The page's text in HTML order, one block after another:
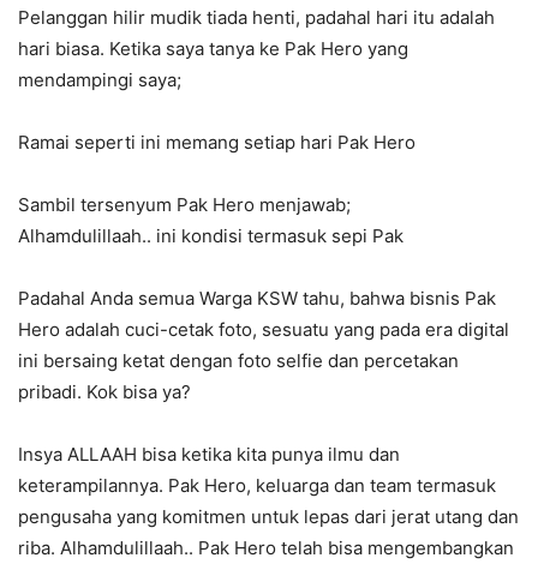
Pelanggan hilir mudik tiada henti, padahal hari itu adalah
hari biasa. Ketika saya tanya ke Pak Hero yang
mendampingi saya;
Ramai seperti ini memang setiap hari Pak Hero
Sambil tersenyum Pak Hero menjawab;
Alhamdulillaah.. ini kondisi termasuk sepi Pak
Padahal Anda semua Warga KSW tahu, bahwa bisnis Pak
Hero adalah cuci-cetak foto, sesuatu yang pada era digital
ini bersaing ketat dengan foto selfie dan percetakan
pribadi. Kok bisa ya?
Insya ALLAAH bisa ketika kita punya ilmu dan
keterampilannya. Pak Hero, keluarga dan team termasuk
pengusaha yang komitmen untuk lepas dari jerat utang dan
riba. Alhamdulillaah.. Pak Hero telah bisa mengembangkan